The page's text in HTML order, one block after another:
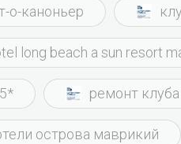
о-каноньер
long beach a sun resort
ремонт
острова маврикий